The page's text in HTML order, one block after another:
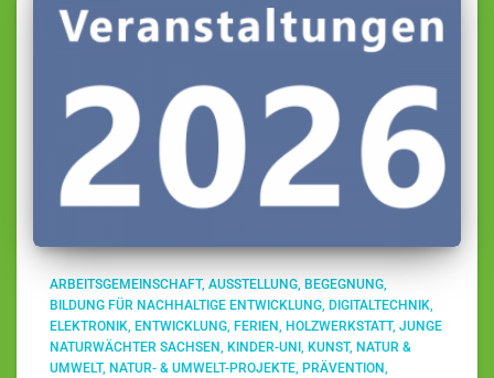
ARBEITSGEMEINSCHAFT AUSSTELLUNG BEGEGNUNG
BILDUNG FÜR NACHHALTIGE ENTWICKLUNG DIGITALTECHNIK
ELEKTRONIK ENTWICKLUNG FERIEN HOLZWERKSTATT JUNGE
NATURWÄCHTER SACHSEN
KINDER-UNI KUNST NATUR &
UMWELT NATUR- & UMWELT-PROJEKTE PRÄVENTION